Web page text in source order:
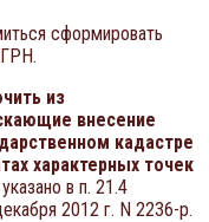
сформировать
из
внесение
кадастре
характерных точек
в п. 21.4
2012 г. N 2236-р.